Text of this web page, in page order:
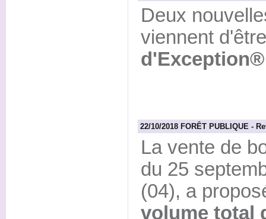
Deux
viennent
d'Exception®
22/10/2018 FORÊT PUBLIQUE -
La vente de
du 25
(04), a
volume total